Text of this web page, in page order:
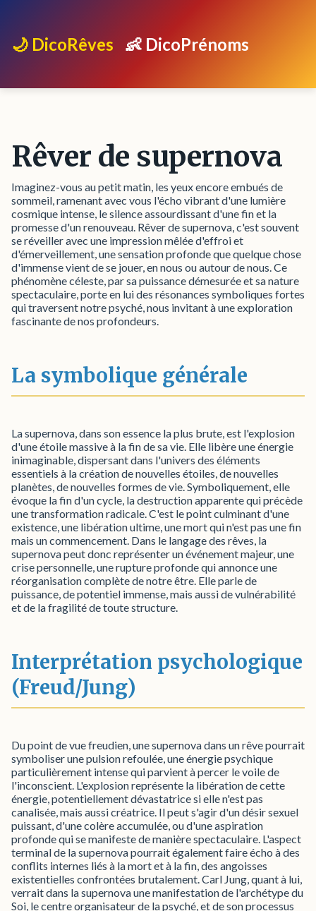
🌙 DicoRêves 👶 DicoPrénoms
Rêver de supernova
Imaginez-vous au petit matin, les yeux encore embués de
sommeil, ramenant avec vous l'écho vibrant d'une lumière
cosmique intense, le silence assourdissant d'une fin et la
promesse d'un renouveau. Rêver de supernova, c'est souvent
se réveiller avec une impression mêlée d'effroi et
d'émerveillement, une sensation profonde que quelque chose
d'immense vient de se jouer, en nous ou autour de nous. Ce
phénomène céleste, par sa puissance démesurée et sa nature
spectaculaire, porte en lui des résonances symboliques fortes
qui traversent notre psyché, nous invitant à une exploration
fascinante de nos profondeurs.
La symbolique générale
La supernova, dans son essence la plus brute, est l'explosion
d'une étoile massive à la fin de sa vie. Elle libère une énergie
inimaginable, dispersant dans l'univers des éléments
essentiels à la création de nouvelles étoiles, de nouvelles
planètes, de nouvelles formes de vie. Symboliquement, elle
évoque la fin d'un cycle, la destruction apparente qui précède
une transformation radicale. C'est le point culminant d'une
existence, une libération ultime, une mort qui n'est pas une fin
mais un commencement. Dans le langage des rêves, la
supernova peut donc représenter un événement majeur, une
crise personnelle, une rupture profonde qui annonce une
réorganisation complète de notre être. Elle parle de
puissance, de potentiel immense, mais aussi de vulnérabilité
et de la fragilité de toute structure.
Interprétation psychologique
(Freud/Jung)
Du point de vue freudien, une supernova dans un rêve pourrait
symboliser une pulsion refoulée, une énergie psychique
particulièrement intense qui parvient à percer le voile de
l'inconscient. L'explosion représente la libération de cette
énergie, potentiellement dévastatrice si elle n'est pas
canalisée, mais aussi créatrice. Il peut s'agir d'un désir sexuel
puissant, d'une colère accumulée, ou d'une aspiration
profonde qui se manifeste de manière spectaculaire. L'aspect
terminal de la supernova pourrait également faire écho à des
conflits internes liés à la mort et à la fin, des angoisses
existentielles confrontées brutalement. Carl Jung, quant à lui,
verrait dans la supernova une manifestation de l'archétype du
Soi, le centre organisateur de la psyché, et de son processus